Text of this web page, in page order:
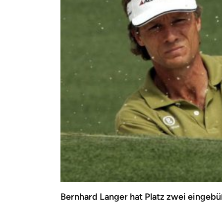
Bernhard Langer hat Platz zwei